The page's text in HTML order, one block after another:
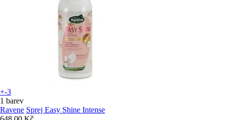
+-3
1 barev
Ravene Sprej Easy Shine Intense